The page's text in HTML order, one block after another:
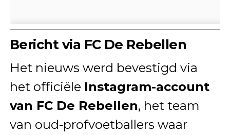
Bericht via FC De Rebellen
Het nieuws werd bevestigd via
het officiële Instagram-account
van FC De Rebellen, het team
van oud-profvoetballers waar